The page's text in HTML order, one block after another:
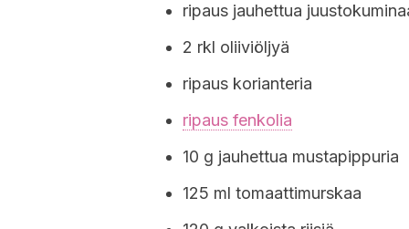
ripaus jauhettua
2 rkl oliiviöljyä
ripaus korianteria
ripaus fenkolia
10 g jauhettua mustapippuria
125 ml tomaattimurskaa